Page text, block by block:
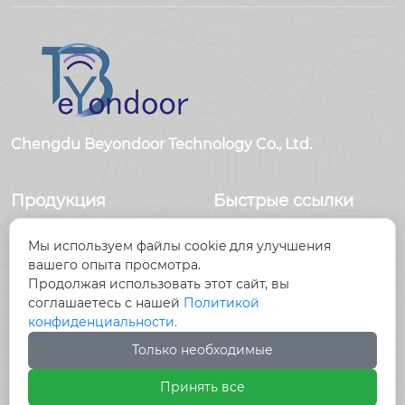
Chengdu Beyondoor Technology Co., Ltd.
Продукция
Антенны
Радиочастотный
разъем
Радиочастотный
кабель, кабельные
сборки
Быстрые ссылки
Продукция
О Hас
Мы используем файлы cookie для улучшения
вашего опыта просмотра.
Продолжая использовать этот сайт, вы
соглашаетесь с нашей Политикой
конфиденциальности.
Только необходимые
Принять все